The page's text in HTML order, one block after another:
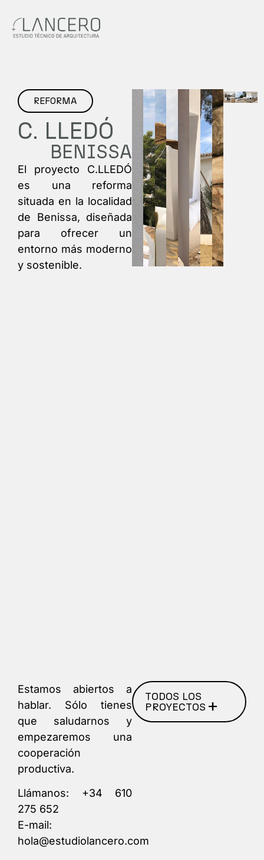
REFORMA
C. LLEDÓ​
BENISSA
El proyecto C.LLEDÓ
es una reforma
situada en la localidad
de Benissa, diseñada
para ofrecer un
entorno más moderno
y sostenible.
Estamos abiertos a
hablar. Sólo tienes
que saludarnos y
empezaremos una
cooperación
productiva.
Llámanos: +34 610
275 652
E-mail:
hola@estudiolancero.com
TODOS LOS
PROYECTOS